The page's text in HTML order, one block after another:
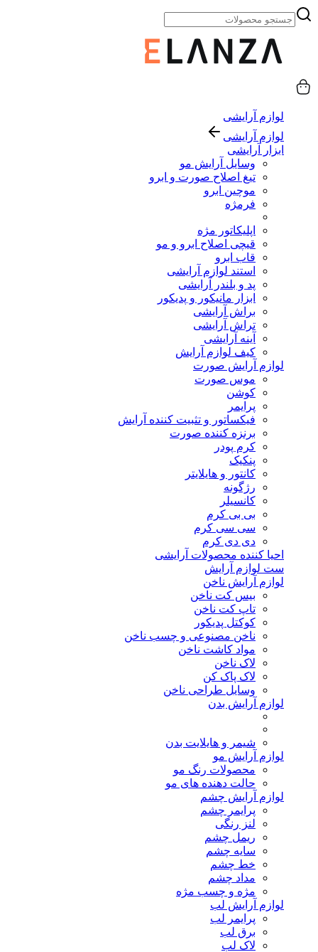
لوازم آرایشی
لوازم آرایشی
ابزار آرایشی
وسایل آرایش مو
تیغ اصلاح صورت و ابرو
موچین ابرو
فرمژه
اپلیکاتور مژه
قیچی اصلاح ابرو و مو
قاب ابرو
استند لوازم آرایشی
پد و بلندر آرایشی
ابزار مانیکور و پدیکور
براش آرایشی
تراش آرایشی
آینه آرایشی
کیف لوازم آرایش
لوازم آرایش صورت
موس صورت
کوشن
پرایمر
فیکساتور و تثبیت کننده آرایش
برنزه کننده صورت
کرم پودر
پنکیک
کانتور و هایلایتر
رژگونه
کانسیلر
بی بی کرم
سی سی کرم
دی دی کرم
احیا کننده محصولات آرایشی
ست لوازم آرایش
لوازم آرایش ناخن
بیس کت ناخن
تاپ کت ناخن
کوکتل پدیکور
ناخن مصنوعی و چسب ناخن
مواد کاشت ناخن
لاک ناخن
لاک پاک کن
وسایل طراحی ناخن
لوازم آرایش بدن
شیمر و هایلایت بدن
لوازم آرایش مو
محصولات رنگ مو
حالت دهنده های مو
لوازم آرایش چشم
پرایمر چشم
لنز رنگی
ریمل چشم
سایه چشم
خط چشم
مداد چشم
مژه و چسب مژه
لوازم آرایش لب
پرایمر لب
برق لب
لاک لب